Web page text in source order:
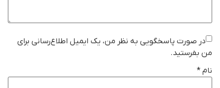
در صورت پاسخگویی به نظر من، یک ایمیل اطلاع‌رسانی برای
من بفرستید.
نام *